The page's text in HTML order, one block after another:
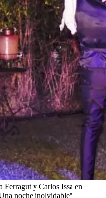
Ferragut y Carlos Issa en
noche inolvidable"